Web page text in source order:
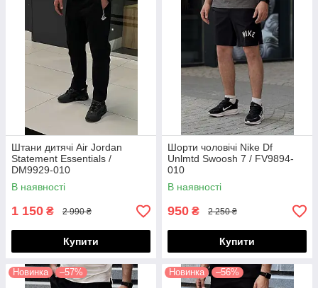
Штани дитячі Air Jordan
Statement Essentials /
DM9929-010
(Розміри:M,L,XL,XXL)
В наявності
1 150 ₴ 2 990 ₴
Купити
Шорти чоловічі Nike Df
Unlmtd Swoosh 7 / FV9894-
010
В наявності
950 ₴ 2 250 ₴
Купити
Новинка –57% Новинка –56%